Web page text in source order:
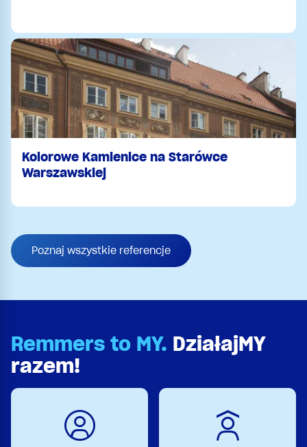
Kolorowe Kamienice na Starówce
Warszawskiej
Poznaj wszystkie referencje
Remmers to MY. DziałajMY
razem!